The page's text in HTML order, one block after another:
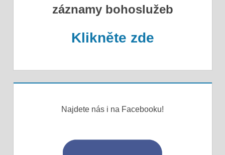
záznamy bohoslužeb
Klikněte zde
Najdete nás i na Facebooku!